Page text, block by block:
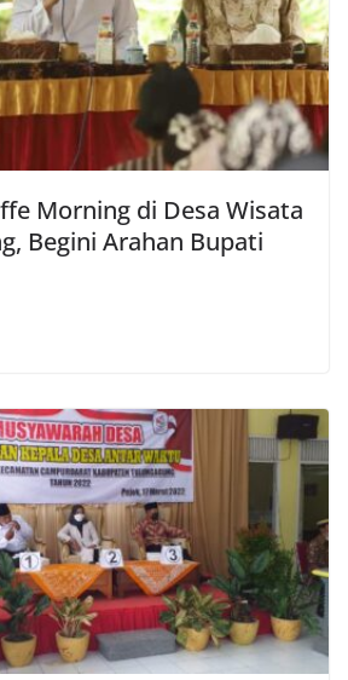
Morning di Desa Wisata
Begini Arahan Bupati